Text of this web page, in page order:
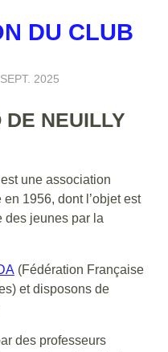
DU CLUB
2025
DE NEUILLY
est une association
1956, dont l’objet est
des jeunes par la
(Fédération Française
et disposons de
des professeurs